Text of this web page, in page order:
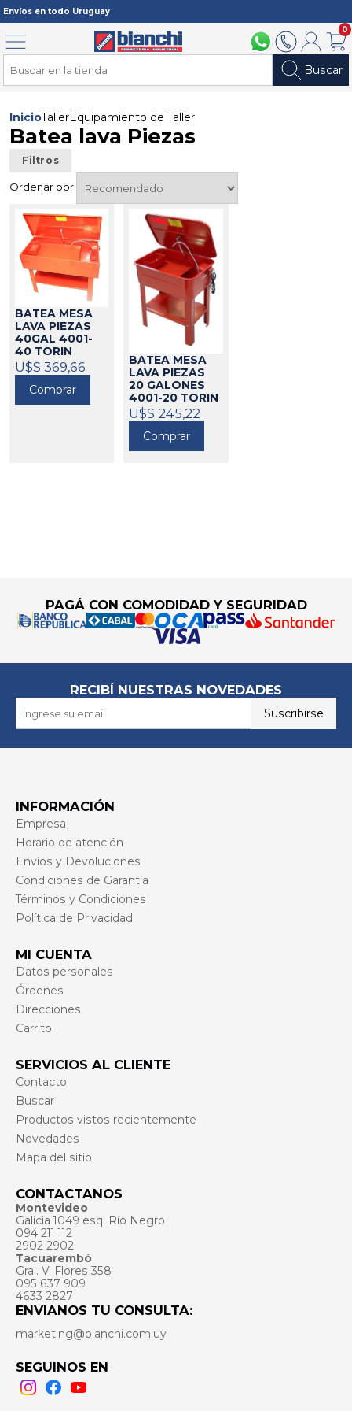
Envíos en todo Uruguay
094 211 1122902 2902Mi cuenta
0
Buscar
Menú
InicioTallerEquipamiento de Taller
Batea lava Piezas
Filtros
Ordenar por
BATEA MESA
LAVA PIEZAS
40GAL 4001-
40 TORIN
177003
U$S 369,66
Comprar
BATEA MESA
LAVA PIEZAS
20 GALONES
4001-20 TORIN
177002
U$S 245,22
Comprar
PAGÁ CON COMODIDAD Y SEGURIDAD
RECIBÍ NUESTRAS NOVEDADES
Suscribirse
INFORMACIÓN
Empresa
Horario de atención
Envíos y Devoluciones
Condiciones de Garantía
Términos y Condiciones
Política de Privacidad
MI CUENTA
Datos personales
Órdenes
Direcciones
Carrito
SERVICIOS AL CLIENTE
Contacto
Buscar
Productos vistos recientemente
Novedades
Mapa del sitio
CONTACTANOS
Montevideo
Galicia 1049 esq. Río Negro
094 211 112
2902 2902
Tacuarembó
Gral. V. Flores 358
095 637 909
4633 2827
ENVIANOS TU CONSULTA:
marketing@bianchi.com.uy
SEGUINOS EN
Instagram
FacebookYoutube